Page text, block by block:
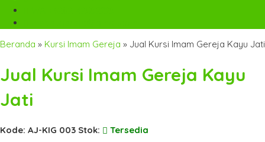
Beranda » Kursi Imam Gereja » Jual Kursi Imam Gereja Kayu Jati
Jual Kursi Imam Gereja Kayu
Jati
Kode: AJ-KIG 003 Stok: Tersedia